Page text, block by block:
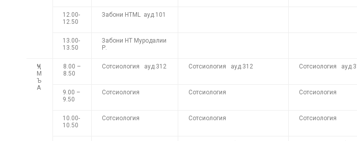
12.00-
12.50
Забони HTML ауд.101
13.00-
13.50
Забони HT Муродалии
Р.
ҶУ
М
Ъ
А
8.00 –
8.50
Сотсиология ауд.312 Сотсиология ауд.312 Сотсиология
9.00 –
9.50
Сотсиология Сотсиология Сотсиология
10.00-
10.50
Сотсиология Сотсиология Сотсиология